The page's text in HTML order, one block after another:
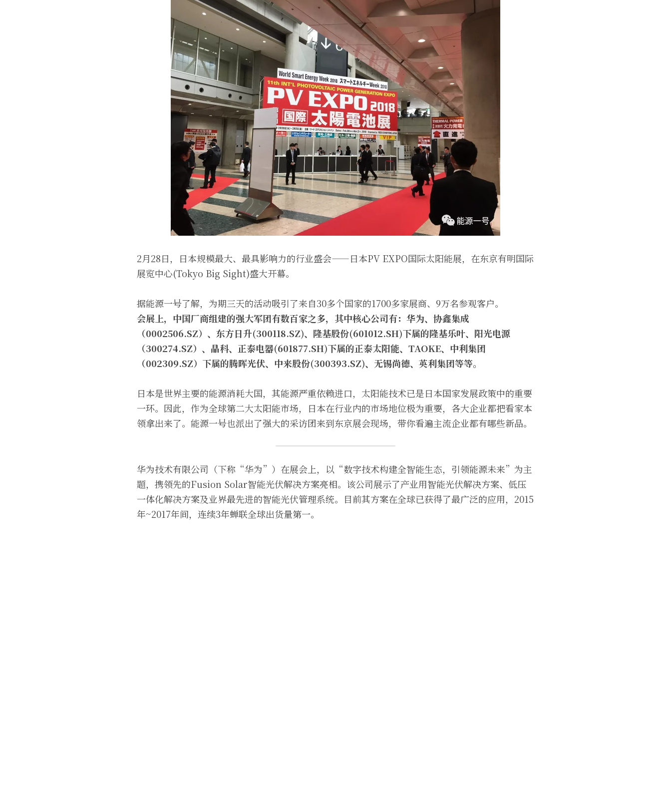
2月28日，日本规模最大、最具影响力的行业盛会——日本PV EXPO国际太阳能展，在东京有明国际
展览中心(Tokyo Big Sight)盛大开幕。
据能源一号了解，为期三天的活动吸引了来自30多个国家的1700多家展商、9万名参观客户。
会展上，中国厂商组建的强大军团有数百家之多，其中核心公司有：华为、协鑫集成
（0002506.SZ）、东方日升(300118.SZ)、隆基股份(601012.SH)下属的隆基乐叶、阳光电源
（300274.SZ）、晶科、正泰电器(601877.SH)下属的正泰太阳能、TAOKE、中利集团
（002309.SZ）下属的腾晖光伏、中来股份(300393.SZ)、无锡尚德、英利集团等等。
日本是世界主要的能源消耗大国，其能源严重依赖进口，太阳能技术已是日本国家发展政策中的重要
一环。因此，作为全球第二大太阳能市场，日本在行业内的市场地位极为重要，各大企业都把看家本
领拿出来了。能源一号也派出了强大的采访团来到东京展会现场，带你看遍主流企业都有哪些新品。
华为技术有限公司（下称“华为”）在展会上，以“数字技术构建全智能生态，引领能源未来”为主
题，携领先的Fusion Solar智能光伏解决方案亮相。该公司展示了产业用智能光伏解决方案、低压
一体化解决方案及业界最先进的智能光伏管理系统。目前其方案在全球已获得了最广泛的应用，2015
年~2017年间，连续3年蝉联全球出货量第一。